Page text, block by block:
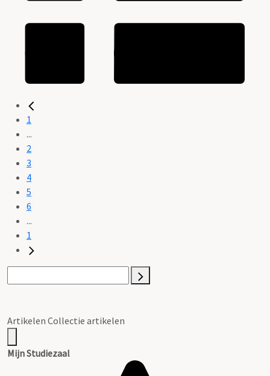
1
...
2
3
4
5
6
...
1
Artikelen Collectie artikelen
Mijn Studiezaal